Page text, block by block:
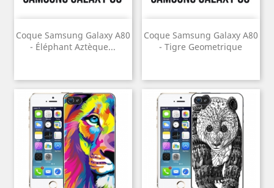
Coque Samsung Galaxy A80
- Éléphant Aztèque...
Coque Samsung Galaxy A80
- Tigre Geometrique